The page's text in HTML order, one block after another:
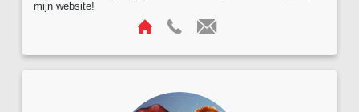
mijn website!